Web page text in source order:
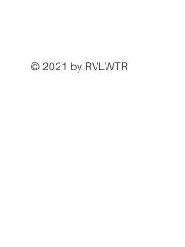
© 2021 by RVLWTR